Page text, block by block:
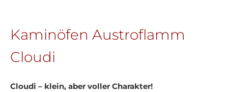
Kaminöfen Austroflamm
Cloudi
Cloudi – klein, aber voller Charakter!